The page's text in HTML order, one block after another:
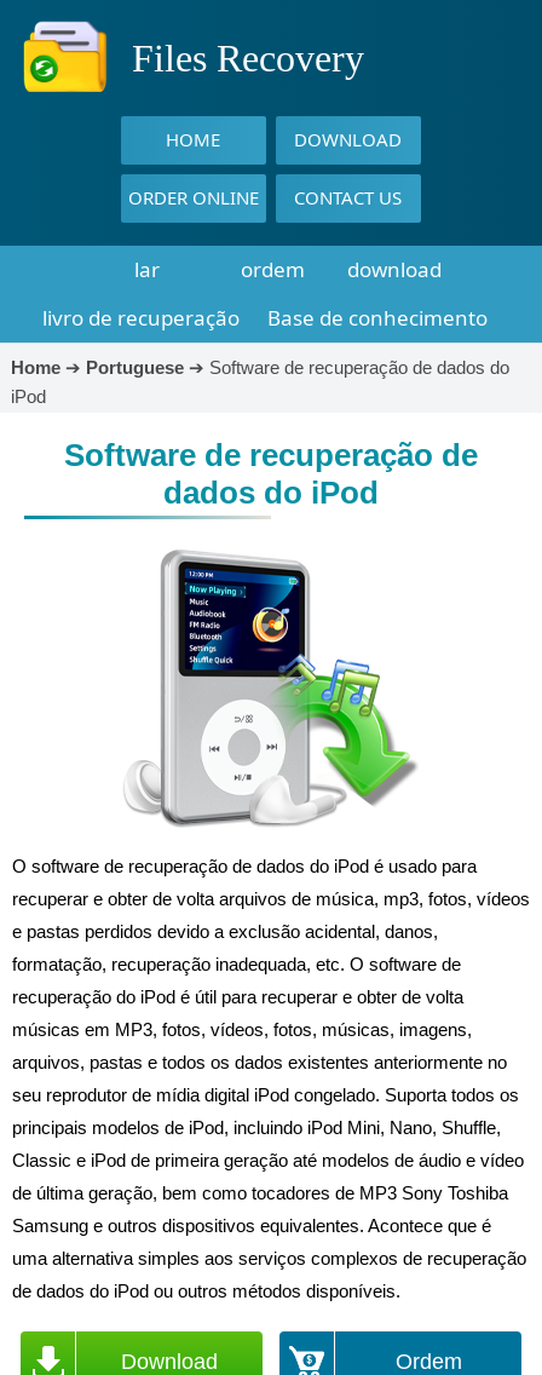
Files Recovery
HOME DOWNLOAD
ORDER ONLINE CONTACT US
lar ordem
download
livro de recuperação
Base de conhecimento
Home➔ Portuguese➔ Software de recuperação de dados do
iPod
Software de recuperação de
dados do iPod
O software de recuperação de dados do iPod é usado para
recuperar e obter de volta arquivos de música, mp3, fotos, vídeos
e pastas perdidos devido a exclusão acidental, danos,
formatação, recuperação inadequada, etc. O software de
recuperação do iPod é útil para recuperar e obter de volta
músicas em MP3, fotos, vídeos, fotos, músicas, imagens,
arquivos, pastas e todos os dados existentes anteriormente no
seu reprodutor de mídia digital iPod congelado. Suporta todos os
principais modelos de iPod, incluindo iPod Mini, Nano, Shuffle,
Classic e iPod de primeira geração até modelos de áudio e vídeo
de última geração, bem como tocadores de MP3 Sony Toshiba
Samsung e outros dispositivos equivalentes. Acontece que é
uma alternativa simples aos serviços complexos de recuperação
de dados do iPod ou outros métodos disponíveis.
Download Ordem